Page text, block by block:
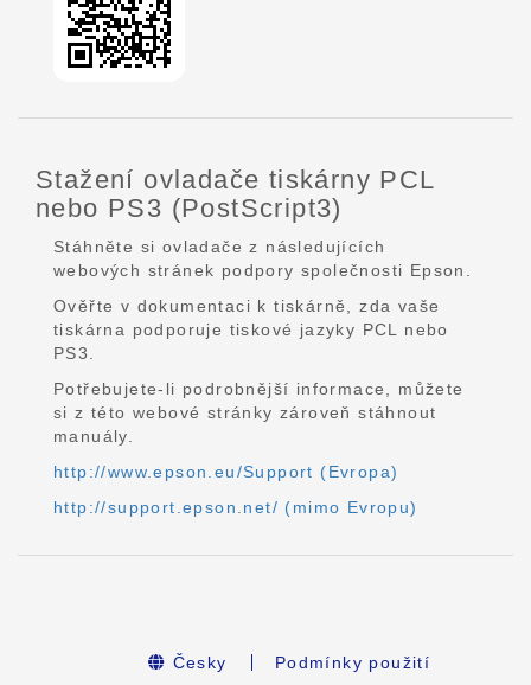
Stažení ovladače tiskárny PCL
nebo PS3 (PostScript3)
Stáhněte si ovladače z následujících
webových stránek podpory společnosti Epson.
Ověřte v dokumentaci k tiskárně, zda vaše
tiskárna podporuje tiskové jazyky PCL nebo
PS3.
Potřebujete-li podrobnější informace, můžete
si z této webové stránky zároveň stáhnout
manuály.
http://www.epson.eu/Support (Evropa)
http://support.epson.net/ (mimo Evropu)
Česky Podmínky použití